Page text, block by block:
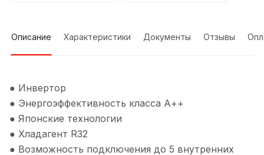
Описание Характеристики Документы Отзывы
● Инвертор
● Энергоэффективность класса А++
● Японские технологии
● Хладагент R32
● Возможность подключения до 5 внутренних